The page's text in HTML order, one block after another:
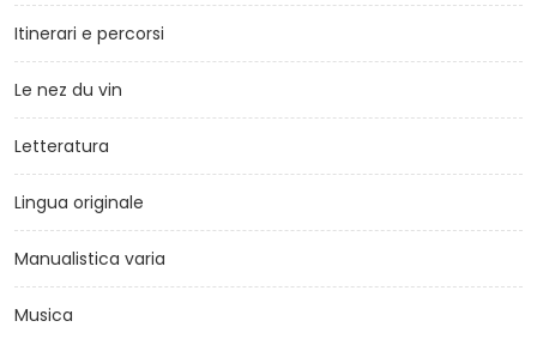
Itinerari e percorsi
Le nez du vin
Letteratura
Lingua originale
Manualistica varia
Musica